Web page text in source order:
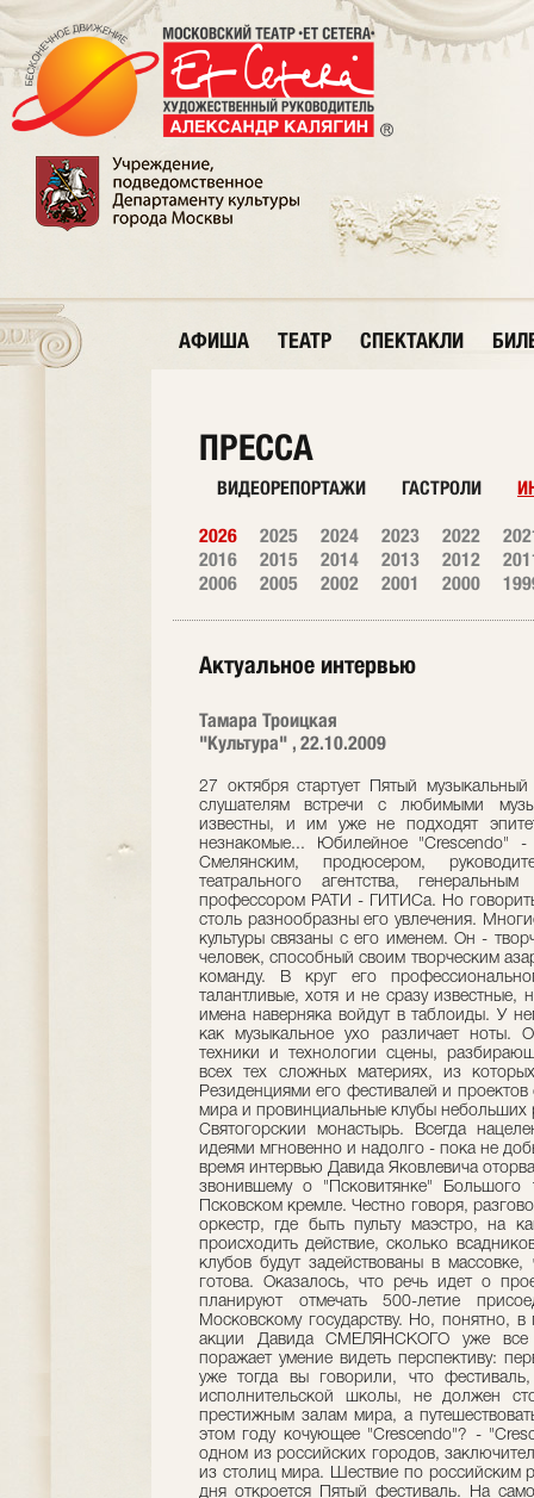
АФИША ТЕАТР СПЕКТАКЛИ
ПРЕССА
ВИДЕОРЕПОРТАЖИ ГАСТРОЛИ
2026 2025 2024 2023 2022
2016
2015 2014 2013 2012
2006
2005 2002 2001 2000
Актуальное интервью
Тамара Троицкая
"Культура" , 22.10.2009
27 октября стартует Пятый музыкальный фестиваль "Crescendo", который дарит слушателям встречи с любимыми музыкантами. Сегодня их имена хорошо известны, и им уже не подходят эпитеты времен первых фестивалей -юные, незнакомые... Юбилейное "Crescendo" - актуальный повод беседы с Давидом Смелянским, продюсером, руководителем Российского государственного театрального агентства, генеральным продюсером Театра "Et Cetera" и профессором РАТИ - ГИТИСа. Но говорить с ним об одном проекте невозможно - столь разнообразны его увлечения. Многие исторические события для российской культуры связаны с его именем. Он - творческая личность некамерных масштабов, человек, способный своим творческим азартом и преданностью делу увлечь любую команду. В круг его профессионального общения входят люди бесспорно талантливые, хотя и не сразу известные, но если их заметил Давид Яковлевич, их имена наверняка войдут в таблоиды. У него есть чутье на талант. Он его слышит, как музыкальное ухо различает ноты. Он - продюсер, владеющий вопросами техники и технологии сцены, разбирающийся в художественных проблемах, во всех тех сложных материях, из которых складывается сценическое искусство. Резиденциями его фестивалей и проектов становятся самые престижные площадки мира и провинциальные клубы небольших российских городов, Красная площадь и Святогорскии монастырь. Всегда нацеленный на успех, он загорается новыми идеями мгновенно и надолго - пока не добьется высоких результатов. Например, во время интервью Давида Яковлевича оторвал телефонный звонок, и он рассказывал звонившему о "Псковитянке" Большого театра, которую планирует показать в Псковском кремле. Честно говоря, разговор был столь конкретен - где разместится оркестр, где быть пульту маэстро, на каких площадках (а их несколько) будет происходить действие, сколько всадников и воспитанников военно-исторических клубов будут задействованы в массовке, что мне подумалось, что премьера уже готова. Оказалось, что речь идет о проекте середины следующего года, когда планируют отмечать 500-летие присоединения вольного города Пскова к Московскому государству. Но, понятно, в голове генератора идей и организатора акции Давида СМЕЛЯНСКОГО уже все сложилось. - В вашей деятельности поражает умение видеть перспективу: первые "Crescendo" прошли в столицах, но уже тогда вы говорили, что фестиваль, идея которого - пропаганда русской исполнительской школы, не должен стоять на месте и двигаться только по престижным залам мира, а путешествовать по городам России. Куда отправите в этом году кочующее "Crescendo"? - "Crescendo", как и было обещано, пройдет в одном из российских городов, заключительные Гала состоятся в Москве и в одной из столиц мира. Шествие по российским регионам подхватит Псков, где через два дня откроется Пятый фестиваль. На самом деле в этом году фестиваль должна была принять Самара, но псковский губернатор Андрей Анатольевич Турчак проявил инициативу и подставил организационно-финансовое плечо. После пяти псковских дней традиционный Гала в Большом зале Московской консерватории, затем два концерта в Нью-Йорке. Вместе с Академическим симфоническим оркестром Московской филармонии и маэстро Юрием Симоновым выступят "ветераны-крещендовцы": пианисты Денис Мацуев и Екатерина Мечетина, скрипачи Борис Бровцын и Алена Баева, альтист Максим Рысанов, трубач Сергей Накаряков, кларнетист Игорь Федоров, баянист Айдар Гайнуллин. К ним присоединятся воспитанник Гнесинской музыкальной школы, ныне студент Высшей школы музыки в Эссене, виолончелист Сергей Суворов, и пианист-вундеркинд Роман Болдырев. Известный джазовый музыкант, контрабасист Андрей Иванов, выступит не только как исполнитель, но и как композитор. - В биографии "Crescendo" Псков - город особый? - Когда отмечалось 1100-летие Пскова, наше агентство организовывало праздник. Среди выступавших были Юрий Темирканов со своим оркестром и молодым солистом Денисом Мацуевым. Мы все волновались - как в атмосферу города с народными гуляниями и всеобщими плясками вольется классическая музыка. Опасения оказались напрасными: публика была в восторге. Тогда на Псковской земле родилась идея "Crescendo". Показалось важным вернуть в Россию молодых талантливых музыкантов, покинувших страну в смутное время. Поэтому и отмечаем первый юбилей фестиваля - пятилетие - в Пскове. - Да, в начале столетия заговорили о гибели русской исполнительской школы. Когда вы вместе с Мацуевым решили развенчать этот миф, не сомневались ли в своей правоте? - Традиции в искусстве, во всех его видах, не должны прерываться. В этом не сомневаюсь, как не сомневаюсь и в том, что русская исполнительская школа не оскудела талантами, хоть и разбросаны они по всему миру. За пять лет удалось создать сильный бренд "Crescendo", что говорит об идее объединения молодых музыкантов как о верной и правильной. Каждый из участников фестиваля сам по себе выступает немало, но мы решили создать территорию поколения, абсолютным лидером которого является Денис Мацуев. Это сразу же прозвучало, стало понятно,